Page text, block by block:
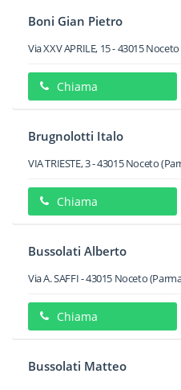
Boni Gian Pietro
Via XXV APRILE, 15-43015Noceto
Chiama
Brugnolotti Italo
VIA TRIESTE, 3-43015 Noceto
Chiama
Bussolati Alberto
Via A. SAFFI-43015 Noceto
Chiama
Bussolati Matteo